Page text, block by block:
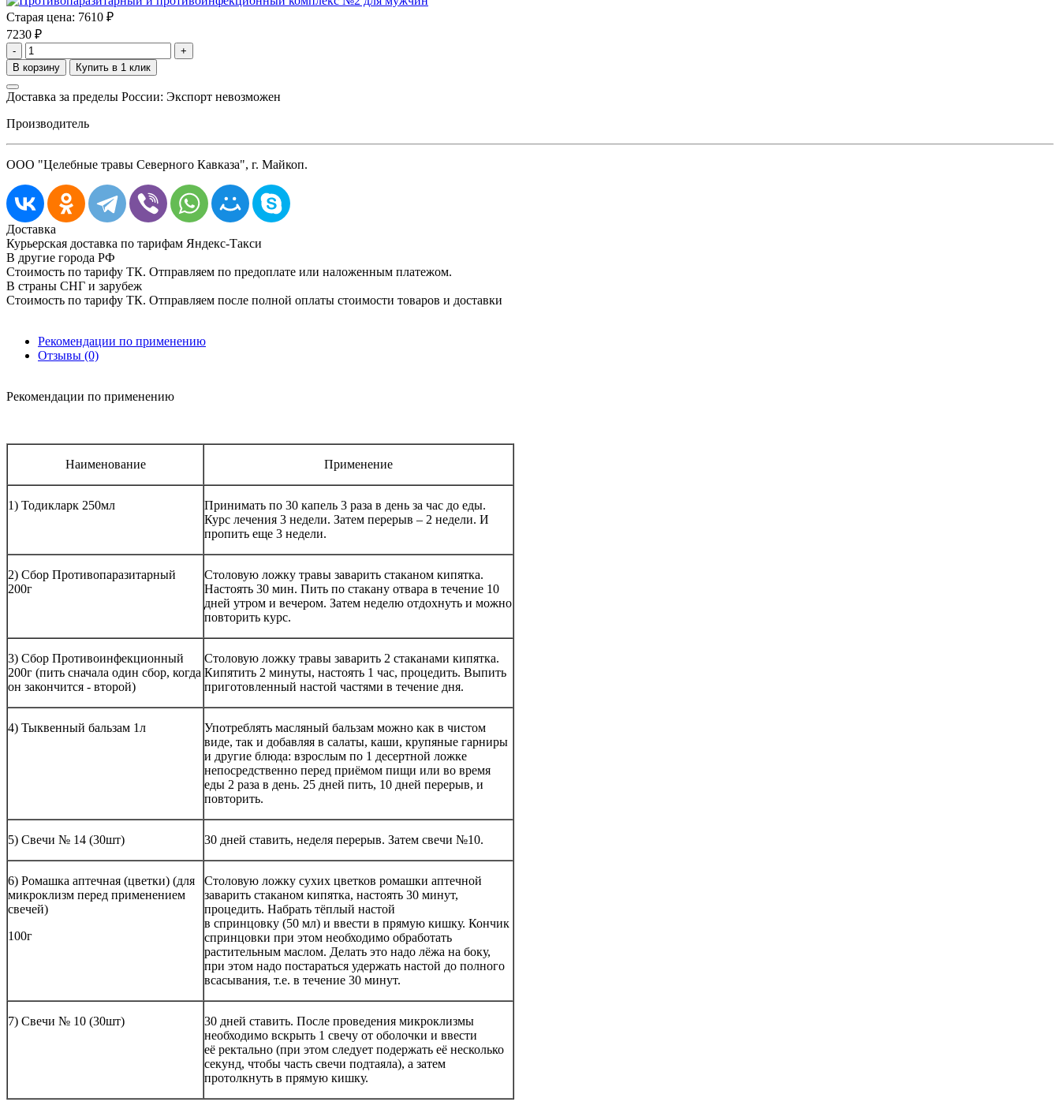
Старая цена: 7610 ₽
7230 ₽
- +
Доставка за пределы России: Экспорт невозможен
Производитель
ООО "Целебные травы Северного Кавказа", г. Майкоп.
Доставка
Курьерская доставка по тарифам Яндекс-Такси
В другие города РФ
Стоимость по тарифу ТК. Отправляем по предоплате или наложенным платежом.
В страны СНГ и зарубеж
Стоимость по тарифу ТК. Отправляем после полной оплаты стоимости товаров и доставки
Рекомендации по применению
Отзывы (0)
Рекомендации по применению
Наименование Применение
1) Тодикларк 250мл
Принимать по 30 капель 3 раза в день за час до еды.
Курс лечения 3 недели. Затем перерыв – 2 недели. И
пропить еще 3 недели.
2) Сбор Противопаразитарный
200г
Столовую ложку травы заварить стаканом кипятка.
Настоять 30 мин. Пить по стакану отвара в течение 10
дней утром и вечером. Затем неделю отдохнуть и можно
повторить курс.
3) Сбор Противоинфекционный
200г (пить сначала один сбор, когда
он закончится - второй)
Столовую ложку травы заварить 2 стаканами кипятка.
Кипятить 2 минуты, настоять 1 час, процедить. Выпить
приготовленный настой частями в течение дня.
4) Тыквенный бальзам 1л
Употреблять масляный бальзам можно как в чистом
виде, так и добавляя в салаты, каши, крупяные гарниры
и другие блюда: взрослым по 1 десертной ложке
непосредственно перед приёмом пищи или во время
еды 2 раза в день. 25 дней пить, 10 дней перерыв, и
повторить.
5) Свечи № 14 (30шт) 30 дней ставить, неделя перерыв. Затем свечи №10.
6) Ромашка аптечная (цветки) (для
микроклизм перед применением
свечей)
100г
Столовую ложку сухих цветков ромашки аптечной
заварить стаканом кипятка, настоять 30 минут,
процедить. Набрать тёплый настой
в спринцовку (50 мл) и ввести в прямую кишку. Кончик
спринцовки при этом необходимо обработать
растительным маслом. Делать это надо лёжа на боку,
при этом надо постараться удержать настой до полного
всасывания, т.е. в течение 30 минут.
7) Свечи № 10 (30шт)
30 дней ставить. После проведения микроклизмы
необходимо вскрыть 1 свечу от оболочки и ввести
её ректально (при этом следует подержать её несколько
секунд, чтобы часть свечи подтаяла), а затем
протолкнуть в прямую кишку.